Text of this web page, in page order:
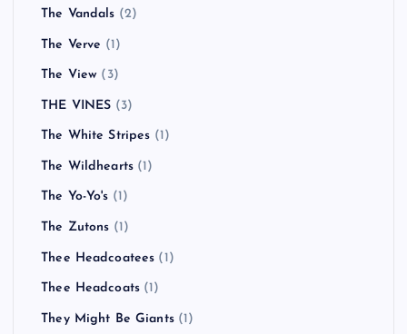
The Vandals (2)
The Verve (1)
The View (3)
THE VINES (3)
The White Stripes (1)
The Wildhearts (1)
The Yo-Yo's (1)
The Zutons (1)
Thee Headcoatees (1)
Thee Headcoats (1)
They Might Be Giants(1)